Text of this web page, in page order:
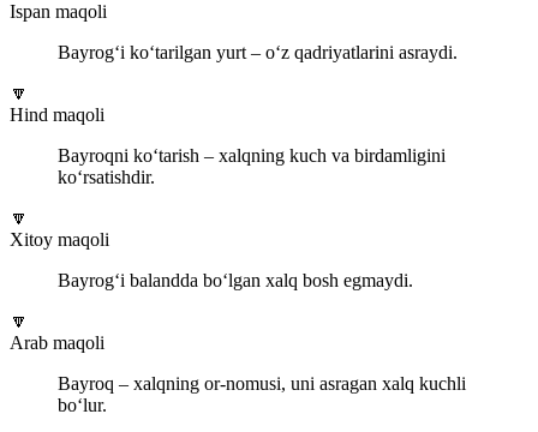
Ispan maqoli
Bayrog‘i ko‘tarilgan yurt – o‘z qadriyatlarini asraydi.
🔽
Hind maqoli
Bayroqni ko‘tarish – xalqning kuch va birdamligini
ko‘rsatishdir.
🔽
Xitoy maqoli
Bayrog‘i balandda bo‘lgan xalq bosh egmaydi.
🔽
Arab maqoli
Bayroq – xalqning or-nomusi, uni asragan xalq kuchli
bo‘lur.